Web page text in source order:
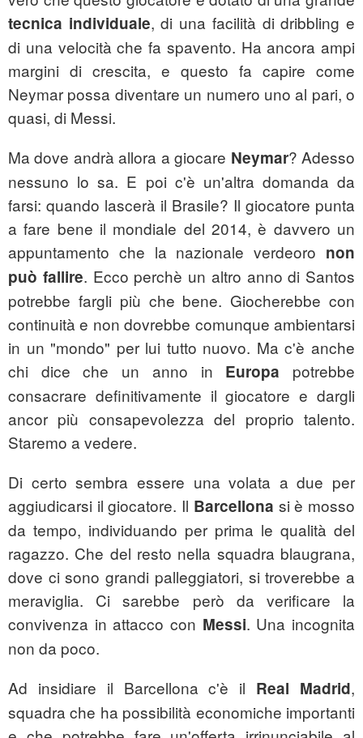
tecnica individuale, di una facilità di dribbling e
di una velocità che fa spavento. Ha ancora ampi
margini di crescita, e questo fa capire come
Neymar possa diventare un numero uno al pari, o
quasi, di Messi.
Ma dove andrà allora a giocare Neymar? Adesso
nessuno lo sa. E poi c'è un'altra domanda da
farsi: quando lascerà il Brasile? Il giocatore punta
a fare bene il mondiale del 2014, è davvero un
appuntamento che la nazionale verdeoro non
può fallire. Ecco perchè un altro anno di Santos
potrebbe fargli più che bene. Giocherebbe con
continuità e non dovrebbe comunque ambientarsi
in un "mondo" per lui tutto nuovo. Ma c'è anche
chi dice che un anno in Europa potrebbe
consacrare definitivamente il giocatore e dargli
ancor più consapevolezza del proprio talento.
Staremo a vedere.
Di certo sembra essere una volata a due per
aggiudicarsi il giocatore. Il Barcellona si è mosso
da tempo, individuando per prima le qualità del
ragazzo. Che del resto nella squadra blaugrana,
dove ci sono grandi palleggiatori, si troverebbe a
meraviglia. Ci sarebbe però da verificare la
convivenza in attacco con Messi. Una incognita
non da poco.
Ad insidiare il Barcellona c'è il Real Madrid,
squadra che ha possibilità economiche importanti